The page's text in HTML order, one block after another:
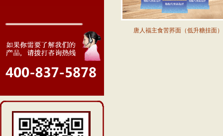
唐人福主食苦荞面（低升糖挂面）